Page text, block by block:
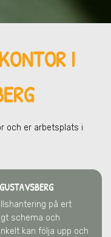
I
och er arbetsplats i
på ert
schema och
kan följa upp och